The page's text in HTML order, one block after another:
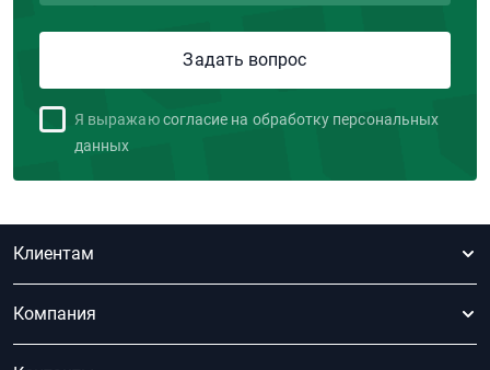
Я выражаю согласие на обработку персональных
данных
Клиентам
Компания